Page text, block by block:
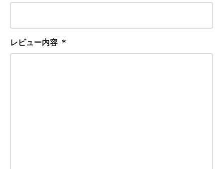
レビュー内容 ＊